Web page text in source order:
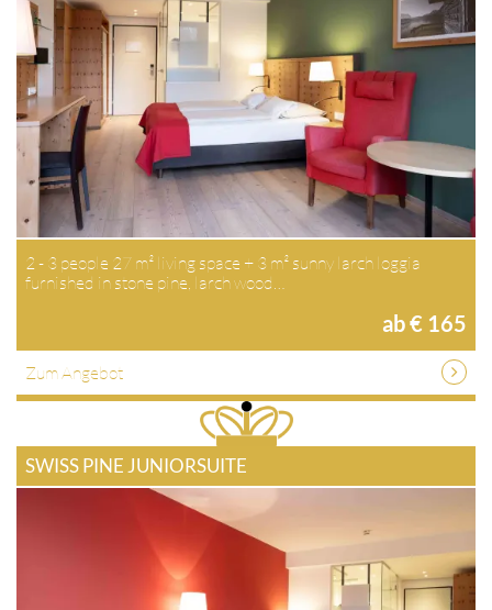
2 - 3 people 27 m² living space + 3 m² sunny larch loggia
furnished in stone pine, larch wood…
ab € 165
Zum Angebot
SWISS PINE JUNIORSUITE